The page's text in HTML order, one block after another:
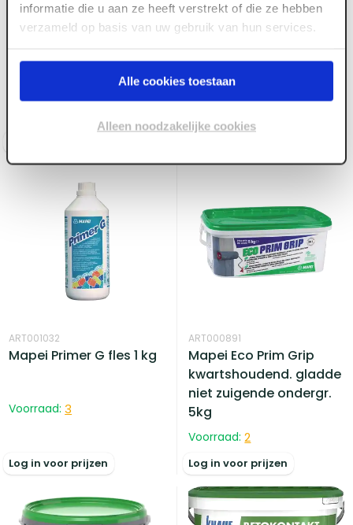
informatie die u aan ze heeft verstrekt of die ze hebben
verzameld op basis van uw gebruik van hun services.
Alle cookies toestaan
Alleen noodzakelijke cookies
Voorraad: 10+
ART000893
kg
ART001032
Mapei Primer G fles 1 kg
Voorraad: 3
Log in voor prijzen
ART000891
Mapei Eco Prim Grip
kwartshoudend. gladde
niet zuigende ondergr.
5kg
Voorraad: 2
Log in voor prijzen